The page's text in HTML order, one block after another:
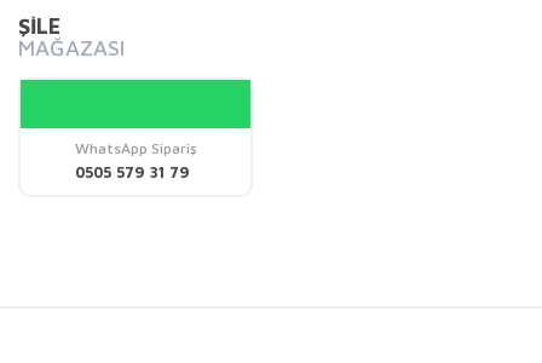
ŞİLE
MAĞAZASI
WhatsApp Sipariş
0505 579 31 79